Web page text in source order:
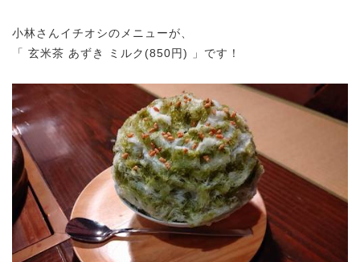
小林さんイチオシのメニューが、
「 玄米茶 あずき ミルク(850円) 」です！